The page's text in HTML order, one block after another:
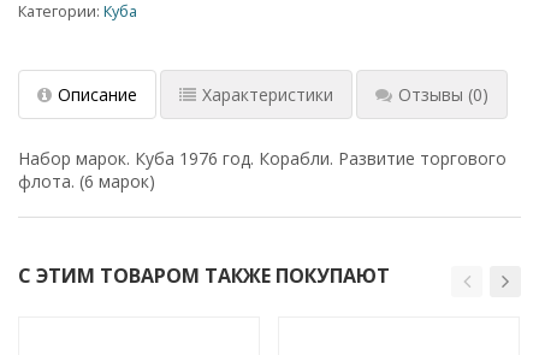
Категории: Куба
Описание Характеристики Отзывы (0)
Набор марок. Куба 1976 год. Корабли. Развитие торгового
флота. (6 марок)
С ЭТИМ ТОВАРОМ ТАКЖЕ ПОКУПАЮТ